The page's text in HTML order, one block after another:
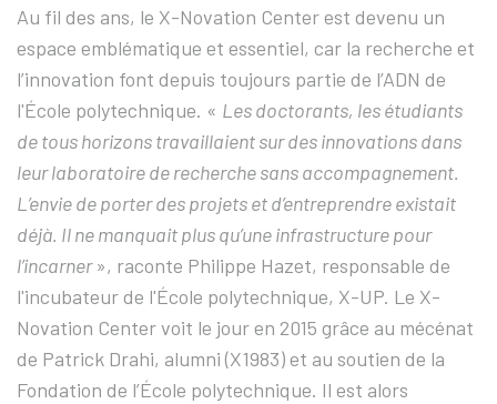
Au fil des ans, le X-Novation Center est devenu un
espace emblématique et essentiel, car la recherche et
l’innovation font depuis toujours partie de l’ADN de
l'École polytechnique. « Les doctorants, les étudiants
de tous horizons travaillaient sur des innovations dans
leur laboratoire de recherche sans accompagnement.
L’envie de porter des projets et d’entreprendre existait
déjà. Il ne manquait plus qu’une infrastructure pour
l’incarner», raconte Philippe Hazet, responsable de
l'incubateur de l'École polytechnique, X-UP. Le X-
Novation Center voit le jour en 2015 grâce au mécénat
de Patrick Drahi, alumni (X1983) et au soutien de la
Fondation de l’École polytechnique. Il est alors